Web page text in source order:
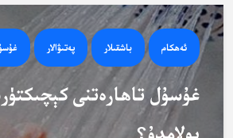
ئەھكام باشقىلار پەتىۋالار
غۇسۇل تاھارەتنى
بولامدۇ؟